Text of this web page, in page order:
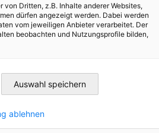
Germany Trade & Invest
von Dritten, z.B. Inhalte anderer Websites,
dürfen angezeigt werden. Dabei werden
vom jeweiligen Anbieter verarbeitet. Der
beobachten und Nutzungsprofile bilden,
Auswahl speichern
ablehnen